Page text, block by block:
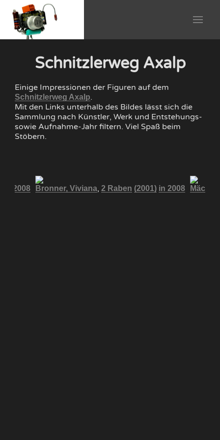
Schnitzlerweg Axalp
Einige Impressionen der Figuren auf dem
Schnitzlerweg Axalp.
Mit den Links unterhalb des Bildes lässt sich die
Sammlung nach Künstler, Werk und Entstehungs-
sowie Aufnahme-Jahr filtern. Viel Spaß beim
Stöbern.
in 2008 Bronner, Viviana, 2 Raben (2001) in 2008